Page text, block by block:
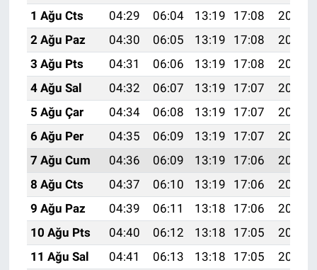
1 Ağu Cts
04:29 06:04 13:19 17:08
20:24
2 Ağu Paz
04:30 06:05 13:19 17:08
20:23
3 Ağu Pts
04:31 06:06 13:19 17:08
20:22
4 Ağu Sal
04:32 06:07 13:19 17:07
20:21
5 Ağu Çar
04:34 06:08 13:19 17:07
20:20
6 Ağu Per
04:35 06:09 13:19 17:07
20:19
7 Ağu Cum
04:36 06:09 13:19 17:06
20:18
8 Ağu Cts
04:37 06:10 13:19 17:06
20:17
9 Ağu Paz
04:39 06:11 13:18 17:06
20:16
10 Ağu Pts
04:40 06:12 13:18 17:05
20:14
11 Ağu Sal
04:41 06:13 13:18 17:05
20:13